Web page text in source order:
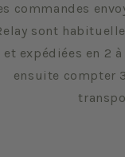
commandes
sont
et expédiées en 2
ensuite compter